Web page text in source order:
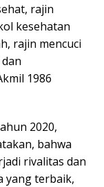
rajin
kesehatan
rajin mencuci
1986
2020,
bahwa
rivalitas dan
yang terbaik,